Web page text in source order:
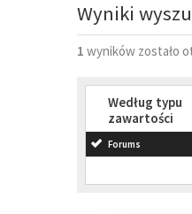
Wyniki
1 wyników zostało
Według typu
zawartości
Forums